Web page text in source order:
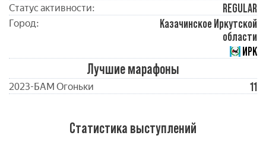
Статус активности: REGULAR
Город:
Казачинское Иркутской
области
ИРК
Лучшие марафоны
2023-БАМ Огоньки 11
Статистика выступлений